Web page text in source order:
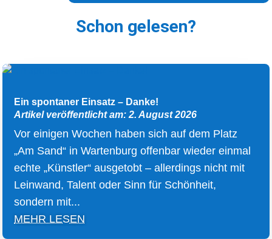
Schon gelesen?
Ein spontaner Einsatz – Danke!
Artikel veröffentlicht am: 2. August 2026
Vor einigen Wochen haben sich auf dem Platz
„Am Sand“ in Wartenburg offenbar wieder einmal
echte „Künstler“ ausgetobt – allerdings nicht mit
Leinwand, Talent oder Sinn für Schönheit,
sondern mit...
MEHR LESEN